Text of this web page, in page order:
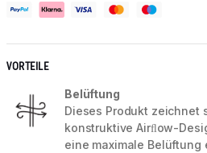
VORTEILE
Belüftung
Dieses Produkt zeichnet
konstruktive Airﬂow-
eine maximale Belüftung